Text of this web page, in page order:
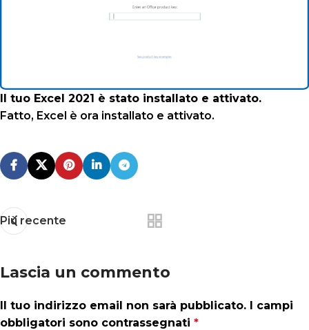
Il tuo Excel 2021 è stato installato e attivato.
Fatto, Excel è ora installato e attivato.
Più recente
Lascia un commento
Il tuo indirizzo email non sarà pubblicato. I campi
obbligatori sono contrassegnati *
Alternative: